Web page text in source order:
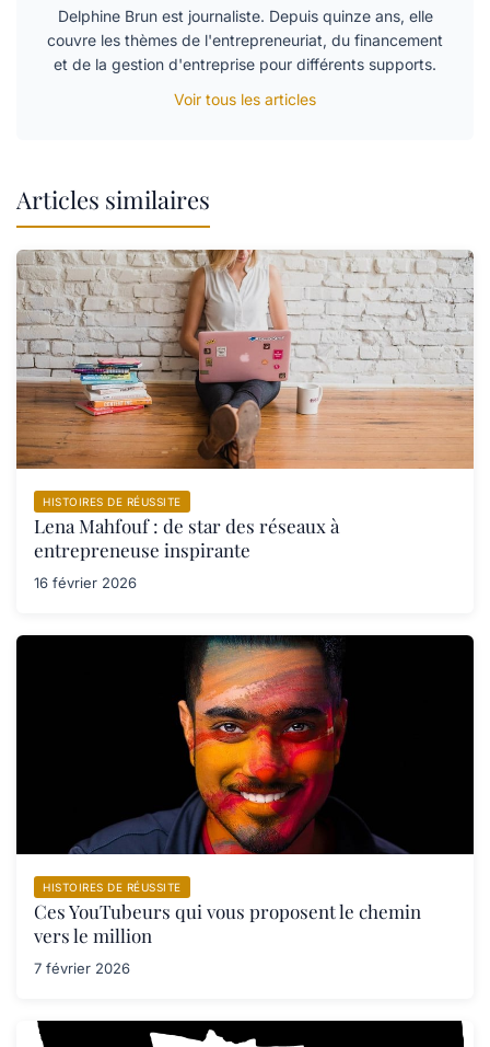
Delphine Brun est journaliste. Depuis quinze ans, elle
couvre les thèmes de l'entrepreneuriat, du financement
et de la gestion d'entreprise pour différents supports.
Voir tous les articles
Articles similaires
HISTOIRES DE RÉUSSITE
Lena Mahfouf : de star des réseaux à
entrepreneuse inspirante
16 février 2026
HISTOIRES DE RÉUSSITE
Ces YouTubeurs qui vous proposent le chemin
vers le million
7 février 2026